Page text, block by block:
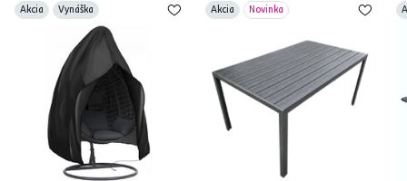
Akcia Vynáška Akcia Novinka